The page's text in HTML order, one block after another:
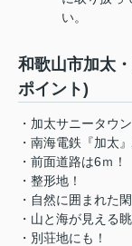
い。
和歌山市加太
ポイント)
・加太サニータウン
・南海電鉄『加太
・前面道路は6ｍ！
・整形地！
・自然に囲まれた
・山と海が見える
・別荘地にも！